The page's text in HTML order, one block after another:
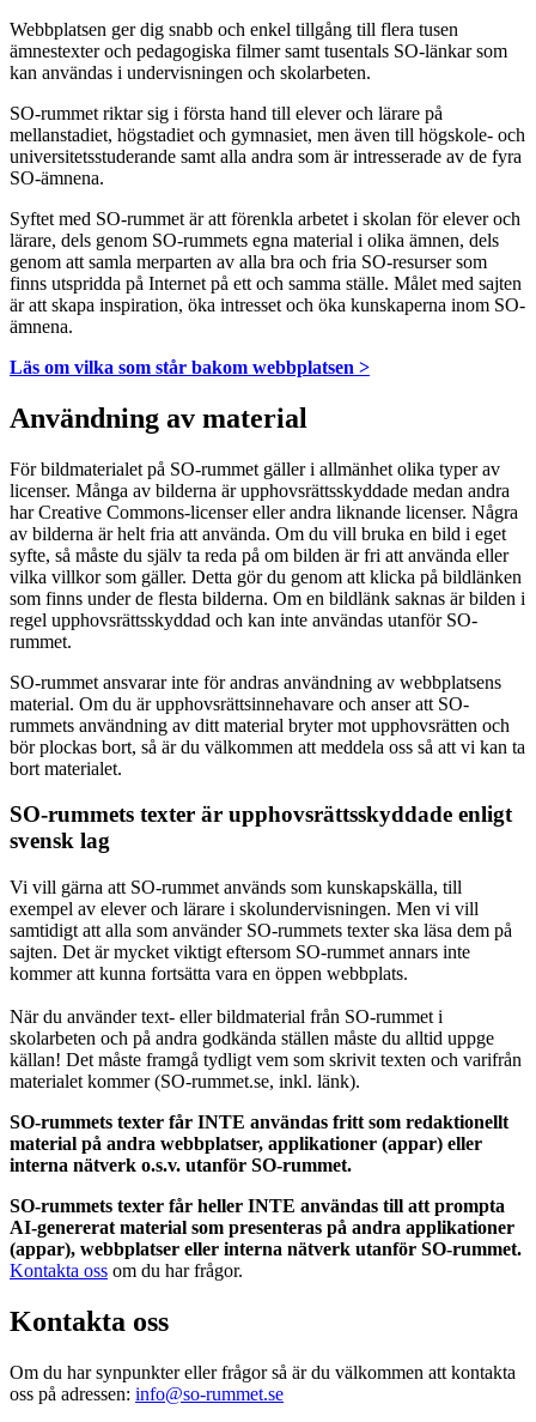
Webbplatsen ger dig snabb och enkel tillgång till flera tusen
ämnestexter och pedagogiska filmer samt tusentals SO-länkar som
kan användas i undervisningen och skolarbeten.
SO-rummet riktar sig i första hand till elever och lärare på
mellanstadiet, högstadiet och gymnasiet, men även till högskole- och
universitetsstuderande samt alla andra som är intresserade av de fyra
SO-ämnena.
Syftet med SO-rummet är att förenkla arbetet i skolan för elever och
lärare, dels genom SO-rummets egna material i olika ämnen, dels
genom att samla merparten av alla bra och fria SO-resurser som
finns utspridda på Internet på ett och samma ställe. Målet med sajten
är att skapa inspiration, öka intresset och öka kunskaperna inom SO-
ämnena.
Läs om vilka som står bakom webbplatsen >
Användning av material
För bildmaterialet på SO-rummet gäller i allmänhet olika typer av
licenser. Många av bilderna är upphovsrättsskyddade medan andra
har Creative Commons-licenser eller andra liknande licenser. Några
av bilderna är helt fria att använda. Om du vill bruka en bild i eget
syfte, så måste du själv ta reda på om bilden är fri att använda eller
vilka villkor som gäller. Detta gör du genom att klicka på bildlänken
som finns under de flesta bilderna. Om en bildlänk saknas är bilden i
regel upphovsrättsskyddad och kan inte användas utanför SO-
rummet.
SO-rummet ansvarar inte för andras användning av webbplatsens
material. Om du är upphovsrättsinnehavare och anser att SO-
rummets användning av ditt material bryter mot upphovsrätten och
bör plockas bort, så är du välkommen att meddela oss så att vi kan ta
bort materialet.
SO-rummets texter är upphovsrättsskyddade enligt
svensk lag
Vi vill gärna att SO-rummet används som kunskapskälla, till
exempel av elever och lärare i skolundervisningen. Men vi vill
samtidigt att alla som använder SO-rummets texter ska läsa dem på
sajten. Det är mycket viktigt eftersom SO-rummet annars inte
kommer att kunna fortsätta vara en öppen webbplats.
När du använder text- eller bildmaterial från SO-rummet i
skolarbeten och på andra godkända ställen måste du alltid uppge
källan! Det måste framgå tydligt vem som skrivit texten och varifrån
materialet kommer (SO-rummet.se, inkl. länk).
SO-rummets texter får INTE användas fritt som redaktionellt
material på andra webbplatser, applikationer (appar) eller
interna nätverk o.s.v. utanför SO-rummet.
SO-rummets texter får heller INTE användas till att prompta
AI-genererat material som presenteras på andra applikationer
(appar), webbplatser eller interna nätverk utanför SO-rummet.
Kontakta oss om du har frågor.
Kontakta oss
Om du har synpunkter eller frågor så är du välkommen att kontakta
oss på adressen: info@so-rummet.se